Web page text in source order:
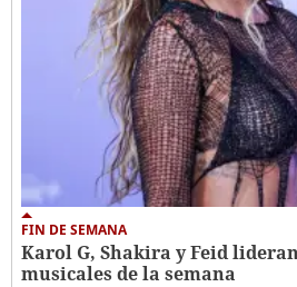
FIN DE SEMANA
Karol G, Shakira y Feid
musicales de la semana